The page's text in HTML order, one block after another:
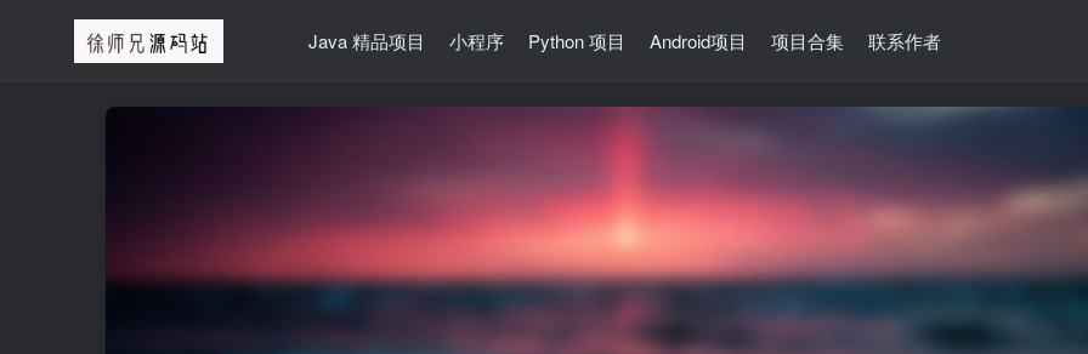
Java 精品项目 小程序 Python 项目 Android项目 项目合集 联系作者